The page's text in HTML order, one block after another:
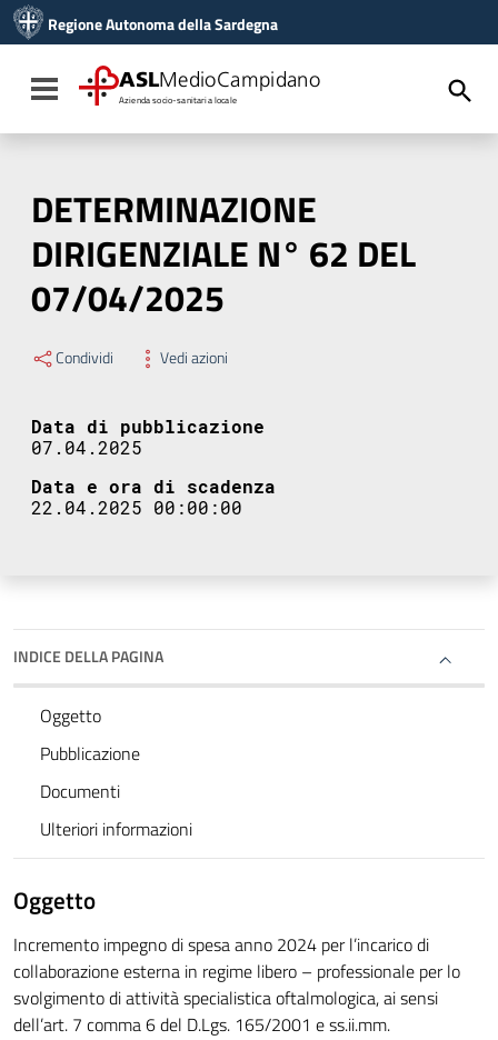
Vai al menu di navigazione
Vai al footer
Regione Autonoma della Sardegna
Toggle navigation
ASLMedioCampidano
Azienda socio-sanitaria locale
DETERMINAZIONE
DIRIGENZIALE N° 62 DEL
07/04/2025
Condividi Vedi azioni
Data di pubblicazione
07.04.2025
Data e ora di scadenza
22.04.2025 00:00:00
INDICE DELLA PAGINA
Oggetto
Pubblicazione
Documenti
Ulteriori informazioni
Oggetto
Incremento impegno di spesa anno 2024 per l’incarico di
collaborazione esterna in regime libero – professionale per lo
svolgimento di attività specialistica oftalmologica, ai sensi
dell’art. 7 comma 6 del D.Lgs. 165/2001 e ss.ii.mm.